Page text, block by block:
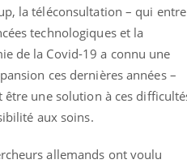
la téléconsultation – qui entre
technologiques et la
de la Covid-19 a connu une
ces dernières années –
être une solution à ces
aux soins.
allemands ont voulu
métabolique :
sont les meilleurs
physiques ?
Comment éviter une otite
les vacances ?